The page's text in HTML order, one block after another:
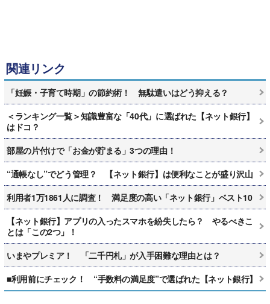
関連リンク
「妊娠・子育て時期」の節約術！ 無駄遣いはどう抑える？
＜ランキング一覧＞知識豊富な「40代」に選ばれた【ネット銀行】
はドコ？
部屋の片付けで「お金が貯まる」3つの理由！
“通帳なし”でどう管理？ 【ネット銀行】は便利なことが盛り沢山
利用者1万1861人に調査！ 満足度の高い「ネット銀行」ベスト10
【ネット銀行】アプリの入ったスマホを紛失したら？ やるべきこ
とは「この2つ」！
いまやプレミア！ 「二千円札」が入手困難な理由とは？
■利用前にチェック！ “手数料の満足度”で選ばれた【ネット銀行】